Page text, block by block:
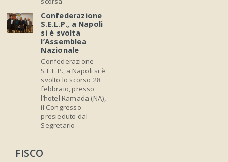
Confederazione
S.E.L.P., a Napoli
si è svolta
l’Assemblea
Nazionale
Confederazione
S.E.L.P., a Napoli si è
svolto lo scorso 28
febbraio, presso
l’hotel Ramada (NA),
il Congresso
presieduto dal
Segretario
FISCO